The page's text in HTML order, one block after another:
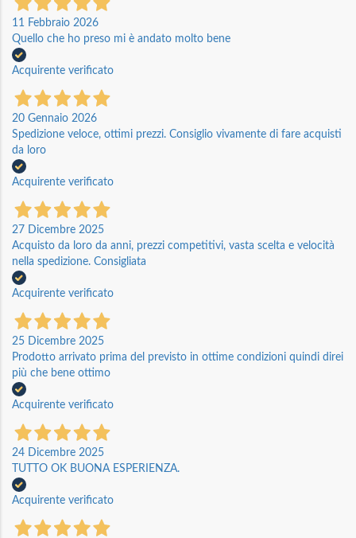
11 Febbraio 2026
Quello che ho preso mi è andato molto bene
Acquirente verificato
20 Gennaio 2026
Spedizione veloce, ottimi prezzi. Consiglio vivamente di fare acquisti
da loro
Acquirente verificato
27 Dicembre 2025
Acquisto da loro da anni, prezzi competitivi, vasta scelta e velocità
nella spedizione. Consigliata
Acquirente verificato
25 Dicembre 2025
Prodotto arrivato prima del previsto in ottime condizioni quindi direi
più che bene ottimo
Acquirente verificato
24 Dicembre 2025
TUTTO OK BUONA ESPERIENZA.
Acquirente verificato